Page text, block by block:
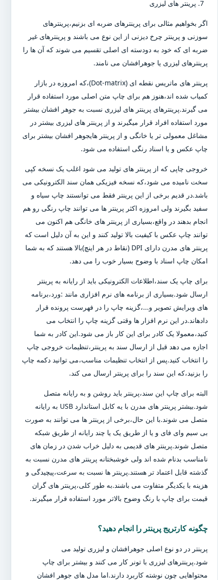
پرینتر های لیزری
اگر بخواهیم مثالی برای پرینترهای ضربه ای بزنیم،پرینترهای
سوزنی و پرینتر چرخ دیزنی از این نوع می باشند و پرینترهای غیر
ضربه ای که خود به دودسته ای اصلی تقسیم می شوند که آن ها را
پرینترهای لیزری یا جوهرافشان می نامند.
پرینتر های ماتریس نقطه ای (Dot-matrix)،که امروزه در بازار
کمیاب شده اند،هنوز هم برای چاپ متن اصلی مورد استفاده قرار
می گیرند.پرینترهای پرینتر های لیزری نسبت به جوهر افشان بیشتر
مورد استفاده افراد قرار میگیرند و از پرینتر های لیزری بیشتر در
مشاغل معمولی تر یا خانگی و از پرینتر هایجوهر افشان بیشتر برای
چاپ عکس و یا اسناد رنگی استفاده می شود.
خروجی چاپی که از پرینتر های تولید می شود اغلب یک نسخه کپی
سخت نامیده می شود،که نسخه فیزیکی همان سند الکترونیکی می
باشد.در قدیم برخی از این پرینتر فقط می توانستند چاپ سیاه و
سفید بگیرند ولی امروزه اکثر پرینتر ها می توانند چاپ رنگی رو هم
انجام بدهند در واقع،بسیاری از پرینتر های خانگی هم اکنون می
توانند چاپ عکس با کیفیت بالا تولید کنند و این به آن دلیل است که
پرینتر های مدرن دارای DPI (نقاط در هر اینچ)بالا هستند که به شما
امکان چاپ اسناد با وضوح بسیار خوب را می دهد.
برای چاپ یک سند،اطلاعات الکترونیکی باید از رایانه به پرینتر
ارسال شود.بسیاری از برنامه های نرم افزاری مانند :ورد،برنامه
های ویرایش تصویر و...،گزینه چاپ را در فهرست پرونده قرار
دادهاند.در این نرم افزار ها وقتی گزینه چاپ را انتخاب می
کنید،معمولا یک کادر برای این کار باز می شود.این کادر به شما
اجازه می دهد قبل از ارسال سند به پرینتر،تنظیمات خروجی چاپ
را انتخاب کنید.پس از انتخاب تنظیمات مناسب،می توانید دکمه چاپ
را بزنید،که این سند را برای پرینتر ارسال می کند.
البته برای چاپ این سند،پرینتر باید روشن و به رایانه متصل
شود.بیشتر پرینتر های مدرن با یه کابل استاندارد USB به رایانه
متصل می شوند.با این حال،برخی از پرینتر ها می توانند به صورت
بی سیم وای فای و یا از طریق یک یا چند رایانه از طریق شبکه
متصل شوند.پرینتر های قدیمی به دلیل خراب شدن در زمان های
نامناسب بدنام شده اند ولی خوشبختانه پرینتر های مدرن نسبت به
گذشته قابل اعتماد تر هستند.پرینتر ها نسبت به سرعت،پیچیدگی و
هزینه با یکدیگر متفاوت می باشند.به طور کلی،پرینتر های گران
قیمت برای چاپ با رنگ وضوح بالاتر مورد استفاده قرار میگیرند.
چگونه کارتریج پرینتر را انجام دهید؟
پرینتر در دو نوع اصلی جوهرافشان و لیزری تولید می
شود.پرینترهای لیزری با تونر کار می کنند و بیشتر برای چاپ
محتواهایی چون نوشته کاربرد دارند.اما مدل های جوهر افشان